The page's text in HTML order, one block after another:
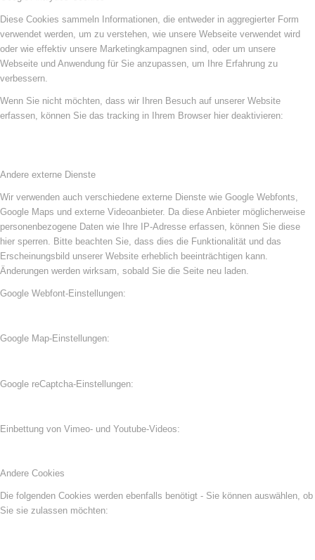
Diese Cookies sammeln Informationen, die entweder in aggregierter Form
verwendet werden, um zu verstehen, wie unsere Webseite verwendet wird
oder wie effektiv unsere Marketingkampagnen sind, oder um unsere
Webseite und Anwendung für Sie anzupassen, um Ihre Erfahrung zu
verbessern.
Wenn Sie nicht möchten, dass wir Ihren Besuch auf unserer Website
erfassen, können Sie das tracking in Ihrem Browser hier deaktivieren:
Andere externe Dienste
Wir verwenden auch verschiedene externe Dienste wie Google Webfonts,
Google Maps und externe Videoanbieter. Da diese Anbieter möglicherweise
personenbezogene Daten wie Ihre IP-Adresse erfassen, können Sie diese
hier sperren. Bitte beachten Sie, dass dies die Funktionalität und das
Erscheinungsbild unserer Website erheblich beeinträchtigen kann.
Änderungen werden wirksam, sobald Sie die Seite neu laden.
Google Webfont-Einstellungen:
Google Map-Einstellungen:
Google reCaptcha-Einstellungen:
Einbettung von Vimeo- und Youtube-Videos:
Andere Cookies
Die folgenden Cookies werden ebenfalls benötigt - Sie können auswählen, ob
Sie sie zulassen möchten: